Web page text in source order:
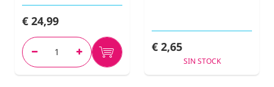
€ 24,99
€ 2,65
SIN STOCK